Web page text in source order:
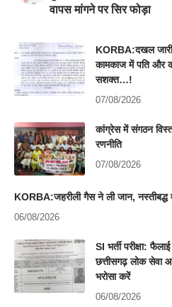
वापस मांगने पर सिर फोड़ा
KORBA:दखल जारी
कामकाज में पति और
सशक्त…!
07/08/2026
कांग्रेस में संगठन
रणनीति
07/08/2026
KORBA:जहरीली गैस ने ली जान, नस्तीबद्ध
06/08/2026
SI भर्ती परीक्षा:
छत्तीसगढ़ लोक सेवा
भरोसा करें
06/08/2026